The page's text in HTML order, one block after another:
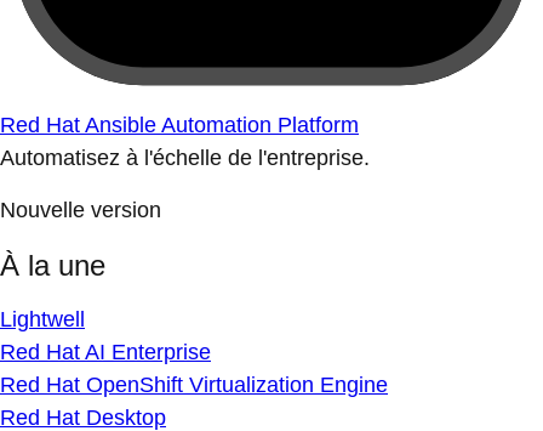
Red Hat Ansible Automation Platform
Automatisez à l'échelle de l'entreprise.
Nouvelle version
À la une
Lightwell
Red Hat AI Enterprise
Red Hat OpenShift Virtualization Engine
Red Hat Desktop